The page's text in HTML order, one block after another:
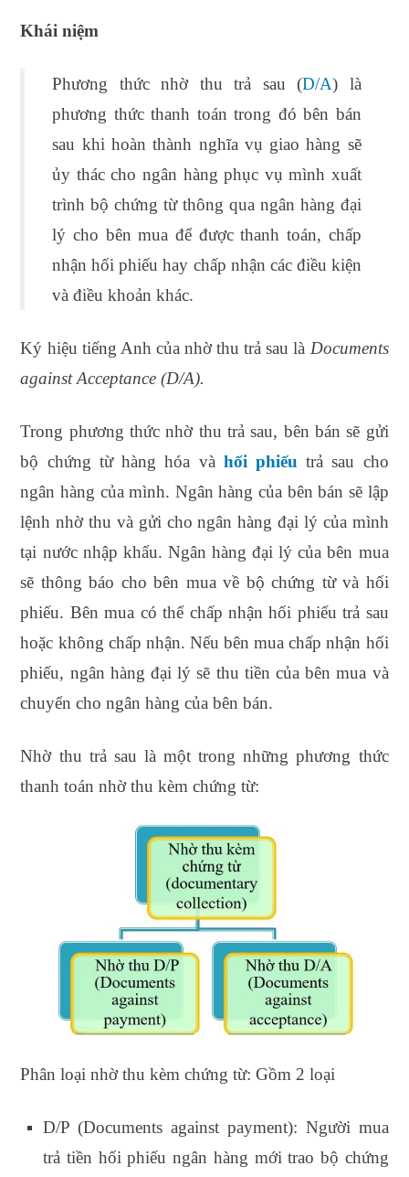
Khái niệm
Phương thức nhờ thu trả sau (D/A) là
phương thức thanh toán trong đó bên bán
sau khi hoàn thành nghĩa vụ giao hàng sẽ
ủy thác cho ngân hàng phục vụ mình xuất
trình bộ chứng từ thông qua ngân hàng đại
lý cho bên mua để được thanh toán, chấp
nhận hối phiếu hay chấp nhận các điều kiện
và điều khoản khác.
Ký hiệu tiếng Anh của nhờ thu trả sau là Documents
against Acceptance (D/A).
Trong phương thức nhờ thu trả sau, bên bán sẽ gửi
bộ chứng từ hàng hóa và hối phiếu trả sau cho
ngân hàng của mình. Ngân hàng của bên bán sẽ lập
lệnh nhờ thu và gửi cho ngân hàng đại lý của mình
tại nước nhập khẩu. Ngân hàng đại lý của bên mua
sẽ thông báo cho bên mua về bộ chứng từ và hối
phiếu. Bên mua có thể chấp nhận hối phiếu trả sau
hoặc không chấp nhận. Nếu bên mua chấp nhận hối
phiếu, ngân hàng đại lý sẽ thu tiền của bên mua và
chuyển cho ngân hàng của bên bán.
Nhờ thu trả sau là một trong những phương thức
thanh toán nhờ thu kèm chứng từ:
Phân loại nhờ thu kèm chứng từ: Gồm 2 loại
D/P (Documents against payment): Người mua
trả tiền hối phiếu ngân hàng mới trao bộ chứng